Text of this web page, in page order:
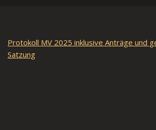
Protokoll MV 2025 inklusive Anträge und
Satzung